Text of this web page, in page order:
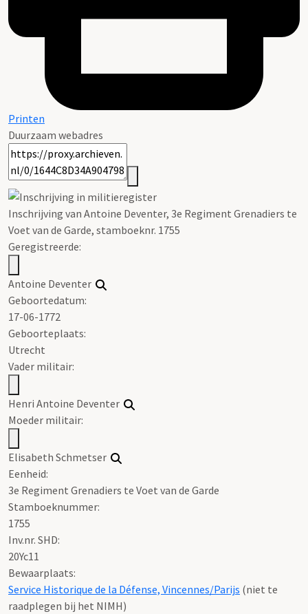
Printen
Duurzaam webadres
Inschrijving van Antoine Deventer, 3e Regiment Grenadiers te
Voet van de Garde, stamboeknr. 1755
Geregistreerde:
Antoine Deventer
Geboortedatum:
17-06-1772
Geboorteplaats:
Utrecht
Vader militair:
Henri Antoine Deventer
Moeder militair:
Elisabeth Schmetser
Eenheid:
3e Regiment Grenadiers te Voet van de Garde
Stamboeknummer:
1755
Inv.nr. SHD:
20Yc11
Bewaarplaats:
Service Historique de la Défense, Vincennes/Parijs (niet te
raadplegen bij het NIMH)